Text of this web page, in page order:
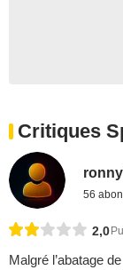
Critiques
56
2,0
Malgré l’abatage